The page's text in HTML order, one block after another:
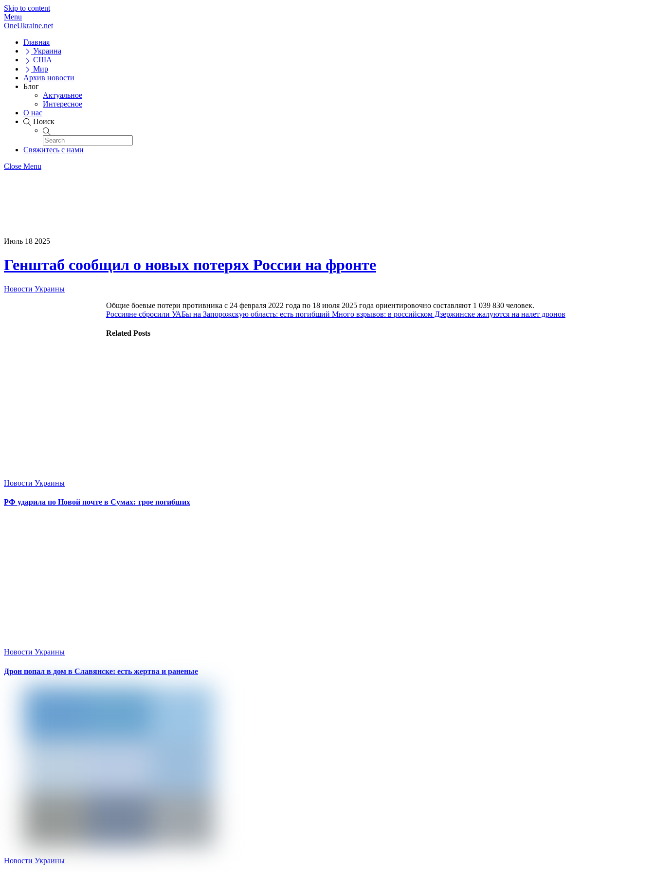
Skip to content
Menu
OneUkraine.net
Главная
Украина
США
Мир
Архив новости
Блог
Актуальное
Интересное
О нас
Поиск
Свяжитесь с нами
Close Menu
Июль 18 2025
Генштаб сообщил о новых потерях России на фронте
Новости Украины
Общие боевые потери противника с 24 февраля 2022 года по 18 июля 2025 года ориентировочно составляют 1 039 830 человек.
Россияне сбросили УАБы на Запорожскую область: есть погибший Много взрывов: в российском Дзержинске жалуются на налет дронов
Related Posts
Новости Украины
РФ ударила по Новой почте в Сумах: трое погибших
Новости Украины
Дрон попал в дом в Славянске: есть жертва и раненые
Новости Украины